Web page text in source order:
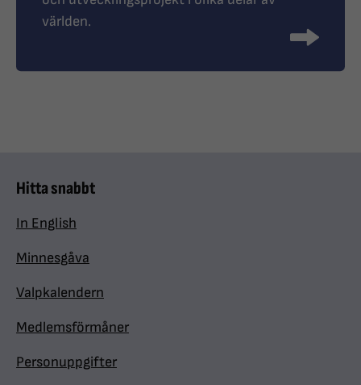
världen.
Hitta snabbt
In English
Minnesgåva
Valpkalendern
Medlemsförmåner
Personuppgifter